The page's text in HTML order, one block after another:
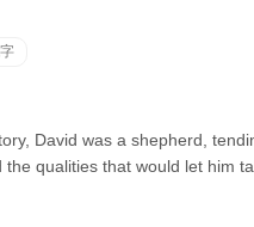
David was a shepherd,
qualities that would let him